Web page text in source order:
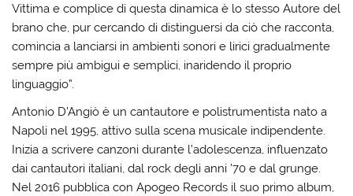
Vittima e complice di questa dinamica è lo stesso Autore del
brano che, pur cercando di distinguersi da ciò che racconta,
comincia a lanciarsi in ambienti sonori e lirici gradualmente
sempre più ambigui e semplici, inaridendo il proprio
linguaggio”.
Antonio D’Angiò è un cantautore e polistrumentista nato a
Napoli nel 1995, attivo sulla scena musicale indipendente.
Inizia a scrivere canzoni durante l’adolescenza, influenzato
dai cantautori italiani, dal rock degli anni ’70 e dal grunge.
Nel 2016 pubblica con Apogeo Records il suo primo album,